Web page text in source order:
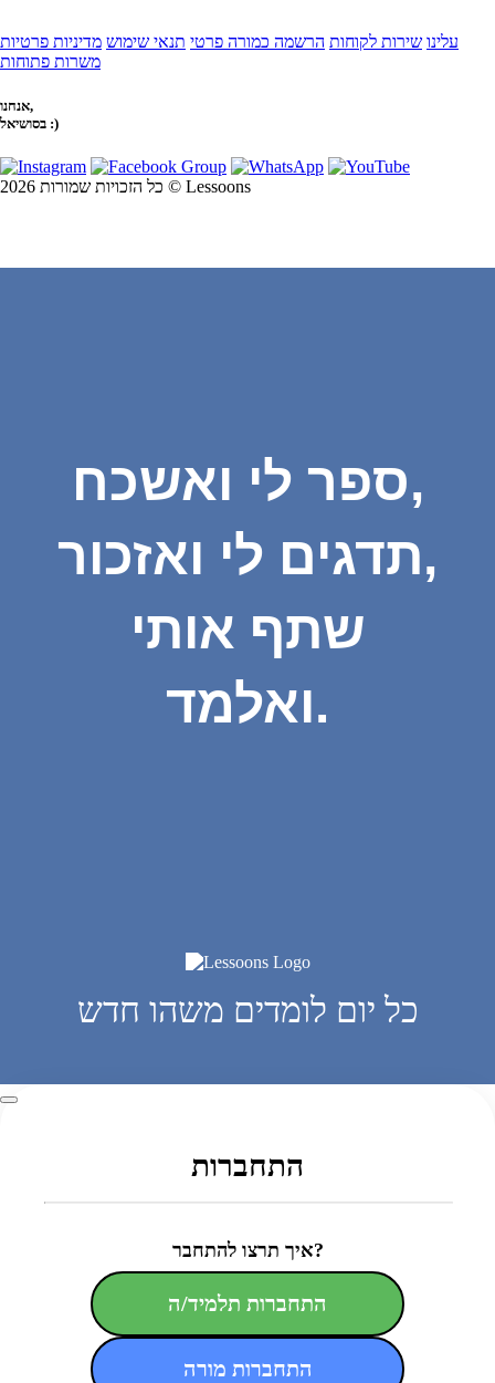
עלינו שירות לקוחות הרשמה כמורה פרטי תנאי שימוש מדיניות פרטיות
משרות פתוחות
אנחנו,
בסושיאל :)
כל הזכויות שמורות 2026 © Lessoons
ספר לי ואשכח,
תדגים לי ואזכור,
שתף אותי
ואלמד.
כל יום לומדים משהו חדש
התחברות
איך תרצו להתחבר?
התחברות תלמיד/ה
התחברות מורה